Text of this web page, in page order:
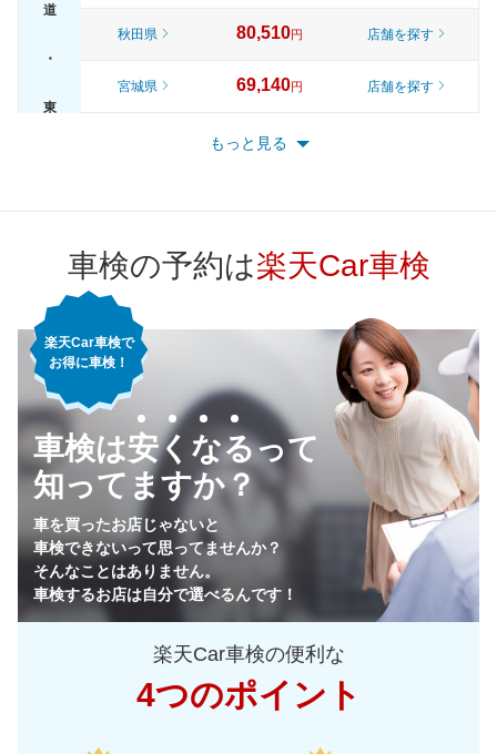
道
・
東
秋田県 80,510円 店舗を探す
宮城県 69,140円 店舗を探す
74,730 円
関
東
神奈川県
千葉県 店舗を探す
埼玉県 76,700 店舗を探す
茨城県 77,100 円 店舗を探す
栃木県 73,620 店舗を探す
群馬県 72,690 店舗を探す
74,680 店舗を探す
長野県 78,760円
81,870 円
もっと見る
車検の予約は楽天Car車検
楽天Car車検で
お得に車検！
車検は安くなるって
知ってますか？
車を買ったお店じゃないと
車検できないって思ってませんか？
そんなことはありません。
車検するお店は自分で選べるんです！
楽天Car車検の便利な
4つのポイント